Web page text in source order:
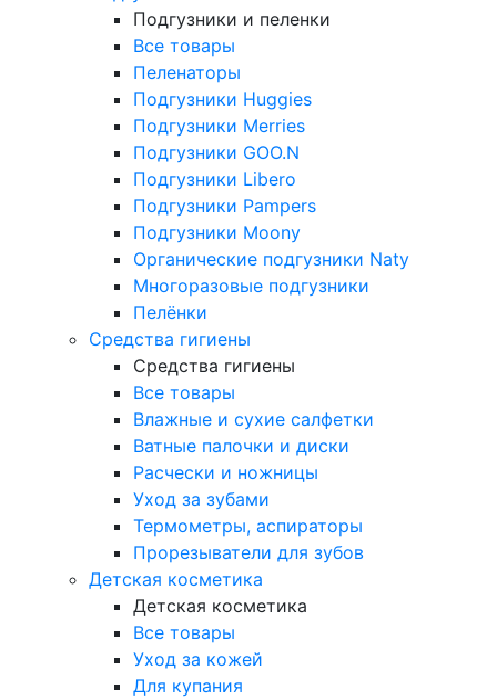
Подгузники и пеленки
Все товары
Пеленаторы
Подгузники Huggies
Подгузники Merries
Подгузники GOO.N
Подгузники Libero
Подгузники Pampers
Подгузники Moony
Органические подгузники Naty
Многоразовые подгузники
Пелёнки
Средства гигиены
Средства гигиены
Все товары
Влажные и сухие салфетки
Ватные палочки и диски
Расчески и ножницы
Уход за зубами
Термометры, аспираторы
Прорезыватели для зубов
Детская косметика
Детская косметика
Все товары
Уход за кожей
Для купания